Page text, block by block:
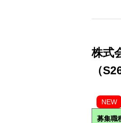
株式
（
NEW
募集職